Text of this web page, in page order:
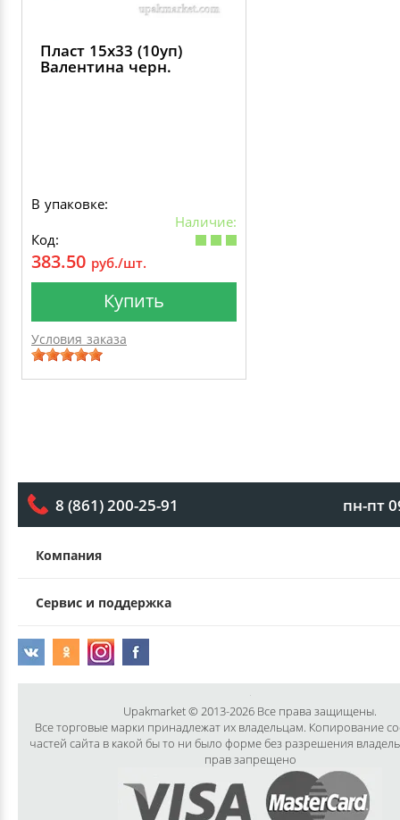
Пласт 15х33 (10уп)
Валентина черн.
В упаковке:
Наличие:
Код:
383.50 руб./шт.
Купить
Условия заказа
8 (861) 200-25-91 пн-пт
Компания
Сервис и поддержка
Upakmarket © 2013-2026 Все права защищены.
Все торговые марки принадлежат их владельцам. Копирование
частей сайта в какой бы то ни было форме без разрешения
прав запрещено